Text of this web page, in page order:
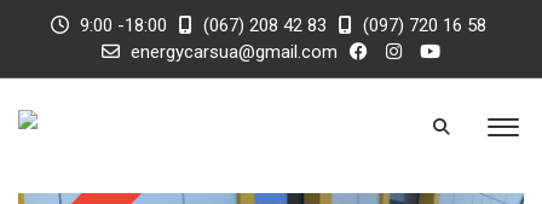
9:00 -18:00 (067) 208 42 83
(097) 720 16 58
energycarsua@gmail.com